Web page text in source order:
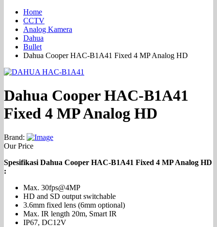
Home
CCTV
Analog Kamera
Dahua
Bullet
Dahua Cooper HAC-B1A41 Fixed 4 MP Analog HD
Dahua Cooper HAC-B1A41
Fixed 4 MP Analog HD
Brand:
Our Price
Spesifikasi Dahua Cooper HAC-B1A41 Fixed 4 MP Analog HD
:
Max. 30fps@4MP
HD and SD output switchable
3.6mm fixed lens (6mm optional)
Max. IR length 20m, Smart IR
IP67, DC12V